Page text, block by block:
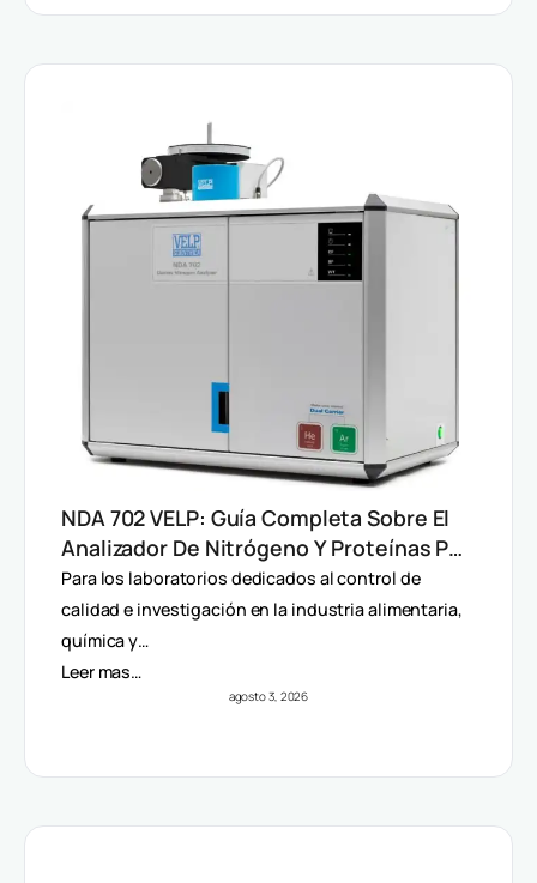
NDA 702 VELP: Guía Completa Sobre El
Analizador De Nitrógeno Y Proteínas Por
Método Dumas
Para los laboratorios dedicados al control de
calidad e investigación en la industria alimentaria,
química y…
Leer mas…
agosto 3, 2026